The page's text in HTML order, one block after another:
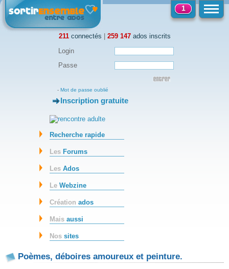
211connectés | 259 147ados inscrits
1
Login
Passe
- Mot de passe oublié
-Inscription gratuite
Recherche rapide
Les Forums
LesAdos
LeWebzine
Créationados
Maisaussi
Nossites
Poèmes, déboires amoureux et peinture.